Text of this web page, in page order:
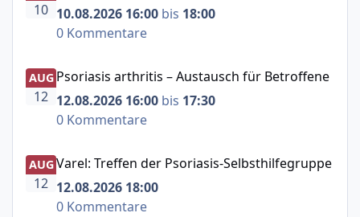
10 10.08.2026 16:00 bis 18:00
0 Kommentare
Psoriasis arthritis – Austausch für Betroffene
AUG
12
Psoriasis arthritis – Austausch für Betroffene
12.08.2026 16:00 bis 17:30
0 Kommentare
Varel: Treffen der Psoriasis-Selbsthilfegruppe
AUG
12
Varel: Treffen der Psoriasis-Selbsthilfegruppe
12.08.2026 18:00
0 Kommentare